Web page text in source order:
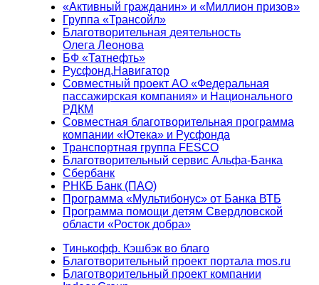
«Активный гражданин» и «Миллион призов»
Группа «Трансойл»
Благотворительная деятельность
Олега Леонова
БФ «Татнефть»
Русфонд.Навигатор
Совместный проект АО «Федеральная
пассажирская компания» и Национального
РДКМ
Совместная благотворительная программа
компании «Ютека» и Русфонда
Транспортная группа FESCO
Благотворительный сервис Альфа-Банка
Сбербанк
РНКБ Банк (ПАО)
Программа «Мультибонус» от Банка ВТБ
Программа помощи детям Свердловской
области «Росток добра»
Тинькофф. Кэшбэк во благо
Благотворительный проект портала mos.ru
Благотворительный проект компании